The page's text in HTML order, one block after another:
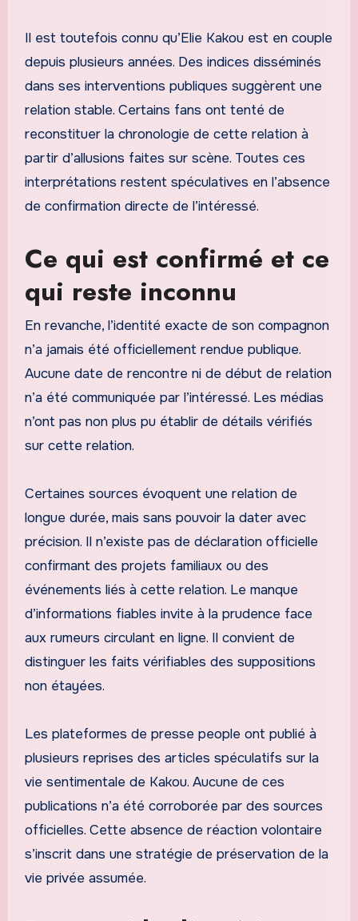
Il est toutefois connu qu’Elie Kakou est en couple
depuis plusieurs années. Des indices disséminés
dans ses interventions publiques suggèrent une
relation stable. Certains fans ont tenté de
reconstituer la chronologie de cette relation à
partir d’allusions faites sur scène. Toutes ces
interprétations restent spéculatives en l’absence
de confirmation directe de l’intéressé.
Ce qui est confirmé et ce
qui reste inconnu
En revanche, l’identité exacte de son compagnon
n’a jamais été officiellement rendue publique.
Aucune date de rencontre ni de début de relation
n’a été communiquée par l’intéressé. Les médias
n’ont pas non plus pu établir de détails vérifiés
sur cette relation.
Certaines sources évoquent une relation de
longue durée, mais sans pouvoir la dater avec
précision. Il n’existe pas de déclaration officielle
confirmant des projets familiaux ou des
événements liés à cette relation. Le manque
d’informations fiables invite à la prudence face
aux rumeurs circulant en ligne. Il convient de
distinguer les faits vérifiables des suppositions
non étayées.
Les plateformes de presse people ont publié à
plusieurs reprises des articles spéculatifs sur la
vie sentimentale de Kakou. Aucune de ces
publications n’a été corroborée par des sources
officielles. Cette absence de réaction volontaire
s’inscrit dans une stratégie de préservation de la
vie privée assumée.